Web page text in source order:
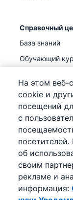
Справочный
База знаний
Обучающий
©2026
Pipedrive
Условия
Pipedrive
Уведомление о
Карта сайта
Сообщение о
Настройки
На этом веб-
cookie и
посещений
с
об
своим
рекламе и
информация: